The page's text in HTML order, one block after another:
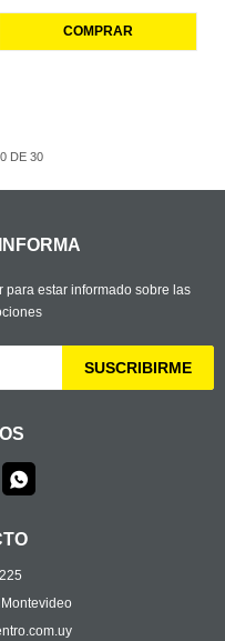
DE 30

para estar informado sobre las
SUSCRIBIRME